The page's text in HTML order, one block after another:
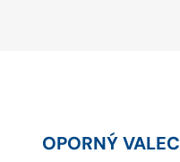
OPORNÝ VALEC